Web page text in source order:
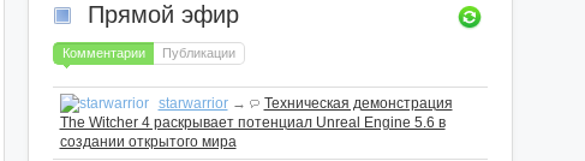
Прямой эфир
Комментарии Публикации
starwarrior→
Техническая демонстрация
The Witcher 4 раскрывает потенциал Unreal Engine 5.6 в
создании открытого мира